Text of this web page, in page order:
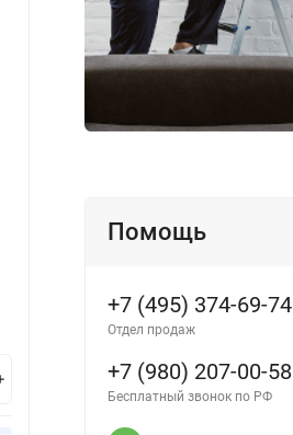
Производитель: IGC
382 000₽
В корзину
Помощь
+7 (495) 374-69-74
Отдел продаж
+7 (980) 207-00-58
Бесплатный звонок по РФ